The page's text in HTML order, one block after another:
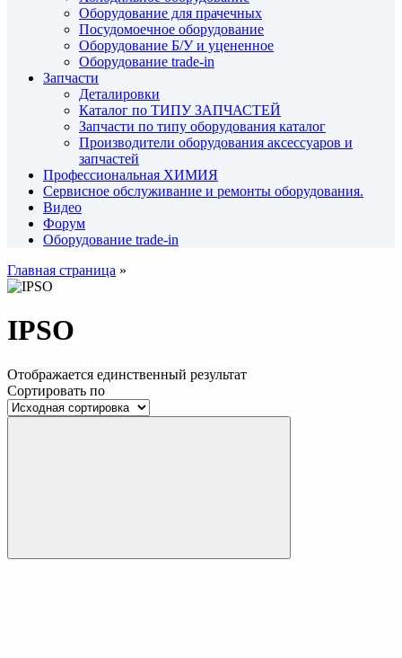
Оборудование для прачечных
Посудомоечное оборудование
Оборудование Б/У и уцененное
Оборудование trade-in
Запчасти
Деталировки
Каталог по ТИПУ ЗАПЧАСТЕЙ
Запчасти по типу оборудования каталог
Производители оборудования аксессуаров и
запчастей
Профессиональная ХИМИЯ
Сервисное обслуживание и ремонты оборудования.
Видео
Форум
Оборудование trade-in
Главная страница »
IPSO
Отображается единственный результат
Сортировать по